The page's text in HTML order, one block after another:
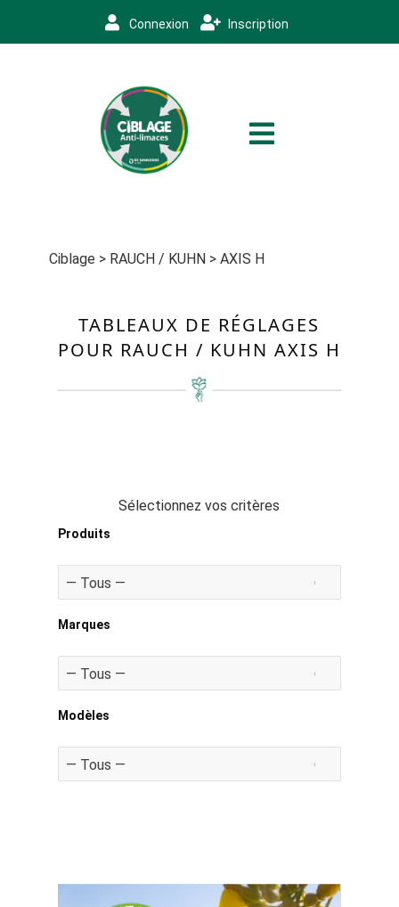
Connexion Inscription
Ciblage > RAUCH / KUHN> AXIS H
TABLEAUX DE RÉGLAGES
POUR RAUCH / KUHN AXIS H
Sélectionnez vos critères
Produits
Marques
Modèles